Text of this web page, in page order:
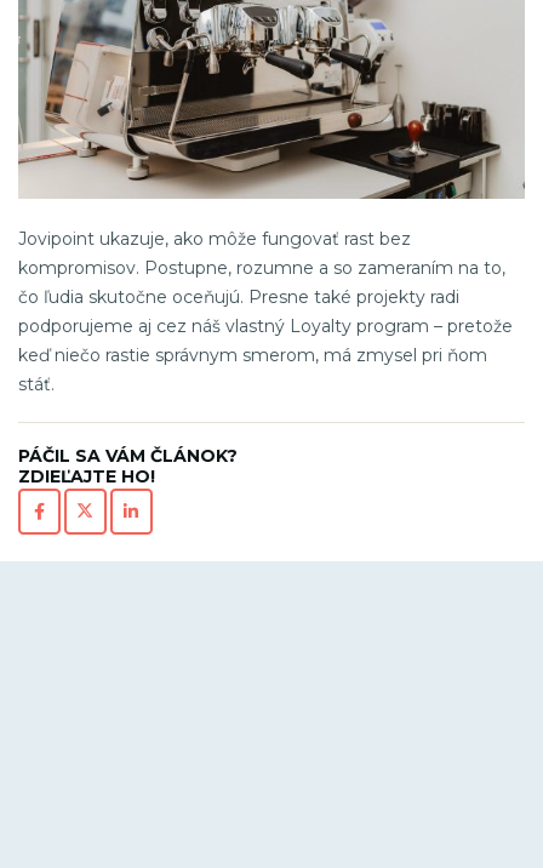
Jovipoint ukazuje, ako môže fungovať rast bez
kompromisov. Postupne, rozumne a so zameraním na to,
čo ľudia skutočne oceňujú. Presne také projekty radi
podporujeme aj cez náš vlastný Loyalty program – pretože
keď niečo rastie správnym smerom, má zmysel pri ňom
stáť.
PÁČIL SA VÁM ČLÁNOK?
ZDIEĽAJTE HO!